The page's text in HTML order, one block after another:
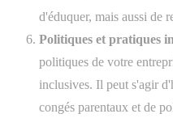
d'éduquer, mais aussi de
Politiques et pratiques
politiques de votre
inclusives. Il peut s'agir
congés parentaux et de